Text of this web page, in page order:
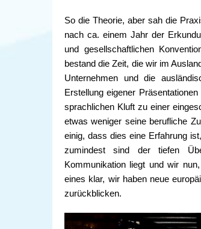
So die Theorie, aber sah die
nach ca. einem Jahr der
und gesellschaftlichen
bestand die Zeit, die wir im
Unternehmen und die
Erstellung eigener
sprachlichen Kluft zu einer
etwas weniger seine berufliche
einig, dass dies eine Erfahrung
zumindest sind der tiefen
Kommunikation liegt und wir
eines klar, wir haben neue
zurückblicken.